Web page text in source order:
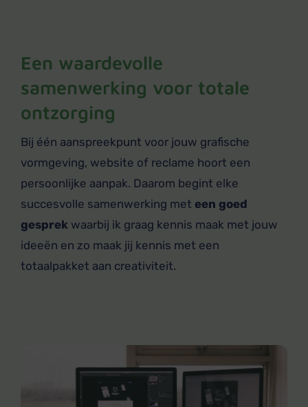
Een waardevolle
samenwerking voor totale
ontzorging
Bij één aanspreekpunt voor jouw grafische
vormgeving, website of reclame hoort een
persoonlijke aanpak. Daarom begint elke
succesvolle samenwerking met een goed
gesprek waarbij ik graag kennis maak met jouw
ideeën en zo maak jij kennis met een
totaalpakket aan creativiteit.